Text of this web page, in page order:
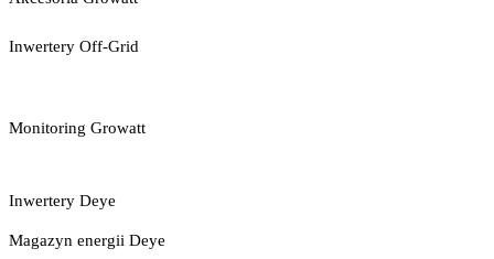
Inwertery Off-Grid
Monitoring Growatt
Inwertery Deye
Magazyn energii Deye